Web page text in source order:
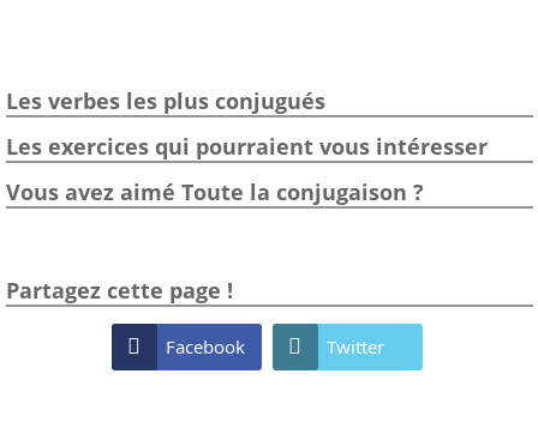
Les verbes les plus conjugués
Les exercices qui pourraient vous intéresser
Vous avez aimé Toute la conjugaison ?
Partagez cette page !
 Facebook  Twitter